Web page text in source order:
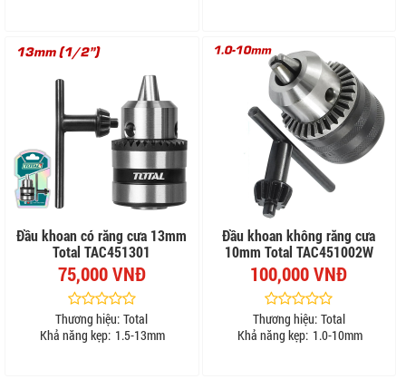
Đầu khoan có răng cưa 13mm
Total TAC451301
75,000 VNĐ
Thương hiệu: Total
Khả năng kẹp: 1.5-13mm
Đầu khoan không răng cưa
10mm Total TAC451002W
100,000 VNĐ
Thương hiệu: Total
Khả năng kẹp: 1.0-10mm